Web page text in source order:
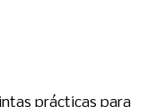
prácticas para